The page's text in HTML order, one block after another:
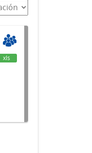
xls